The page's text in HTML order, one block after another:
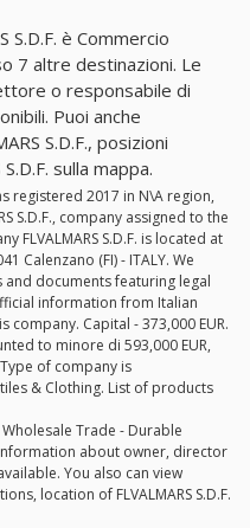
S.D.F. è Commercio
7 altre destinazioni. Le
o responsabile di
Puoi anche
S.D.F., posizioni
sulla mappa.
registered 2017 in N\A region,
S.D.F., company assigned to the
FLVALMARS S.D.F. is located at
Calenzano (FI) - ITALY. We
documents featuring legal
information from Italian
company. Capital - 373,000 EUR.
to minore di 593,000 EUR,
of company is
& Clothing. List of products
Wholesale Trade - Durable
about owner, director
You also can view
location of FLVALMARS S.D.F.